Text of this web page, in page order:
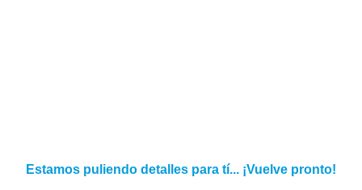
Estamos puliendo detalles para tí... ¡Vuelve pronto!